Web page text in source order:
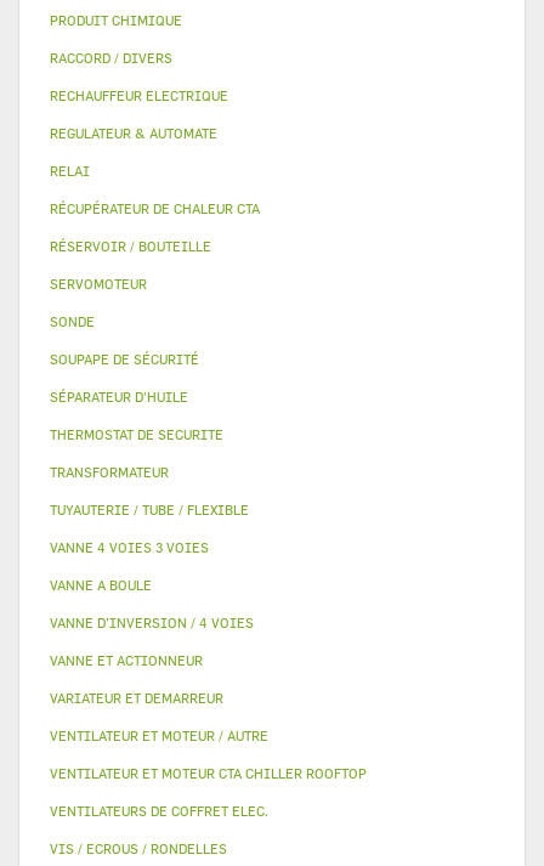
PRODUIT CHIMIQUE
RACCORD / DIVERS
RECHAUFFEUR ELECTRIQUE
REGULATEUR & AUTOMATE
RELAI
RÉCUPÉRATEUR DE CHALEUR CTA
RÉSERVOIR / BOUTEILLE
SERVOMOTEUR
SONDE
SOUPAPE DE SÉCURITÉ
SÉPARATEUR D'HUILE
THERMOSTAT DE SECURITE
TRANSFORMATEUR
TUYAUTERIE / TUBE / FLEXIBLE
VANNE 4 VOIES 3 VOIES
VANNE A BOULE
VANNE D’INVERSION / 4 VOIES
VANNE ET ACTIONNEUR
VARIATEUR ET DEMARREUR
VENTILATEUR ET MOTEUR / AUTRE
VENTILATEUR ET MOTEUR CTA CHILLER ROOFTOP
VENTILATEURS DE COFFRET ELEC.
VIS / ECROUS / RONDELLES